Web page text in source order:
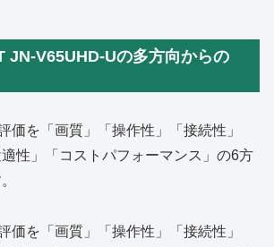
JN‑V65UHD‑Uの多方向からの
価を「画質」「操作性」「接続性」
適性」「コストパフォーマンス」の6方
価を「画質」「操作性」「接続性」